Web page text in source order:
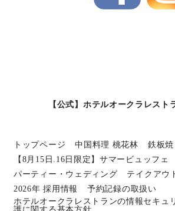
【公式】ホテルオークラレスト
トップページ 中国料理 桃花林
鉄板
【8月15日.16日限定】サマービュッフェ
パーティー・ウェディング
テイクアウ
2026年 採用情報
予約記録の取扱い
ホテルオークラレストランの情報セキュ